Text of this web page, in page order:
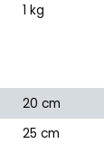
1 kg
20 cm
25 cm